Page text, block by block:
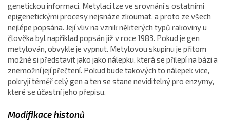
genetickou informaci. Metylaci lze ve srovnání s ostatními
epigenetickými procesy nejsnáze zkoumat, a proto ze všech
nejlépe popsána. Její vliv na vznik některých typů rakoviny u
člověka byl například popsán již v roce 1983. Pokud je gen
metylován, obvykle je vypnut. Metylovou skupinu je přitom
možné si představit jako jako nálepku, která se přilepí na bázi a
znemožní její přečtení. Pokud bude takových to nálepek vice,
pokryjí téměř celý gen a ten se stane neviditelný pro enzymy,
které se účastní jeho přepisu.
Modifikace histonů